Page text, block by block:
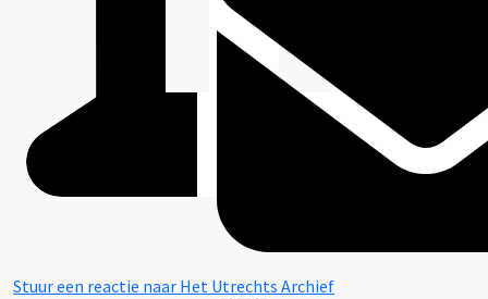
Stuur een reactie naar Het Utrechts Archief